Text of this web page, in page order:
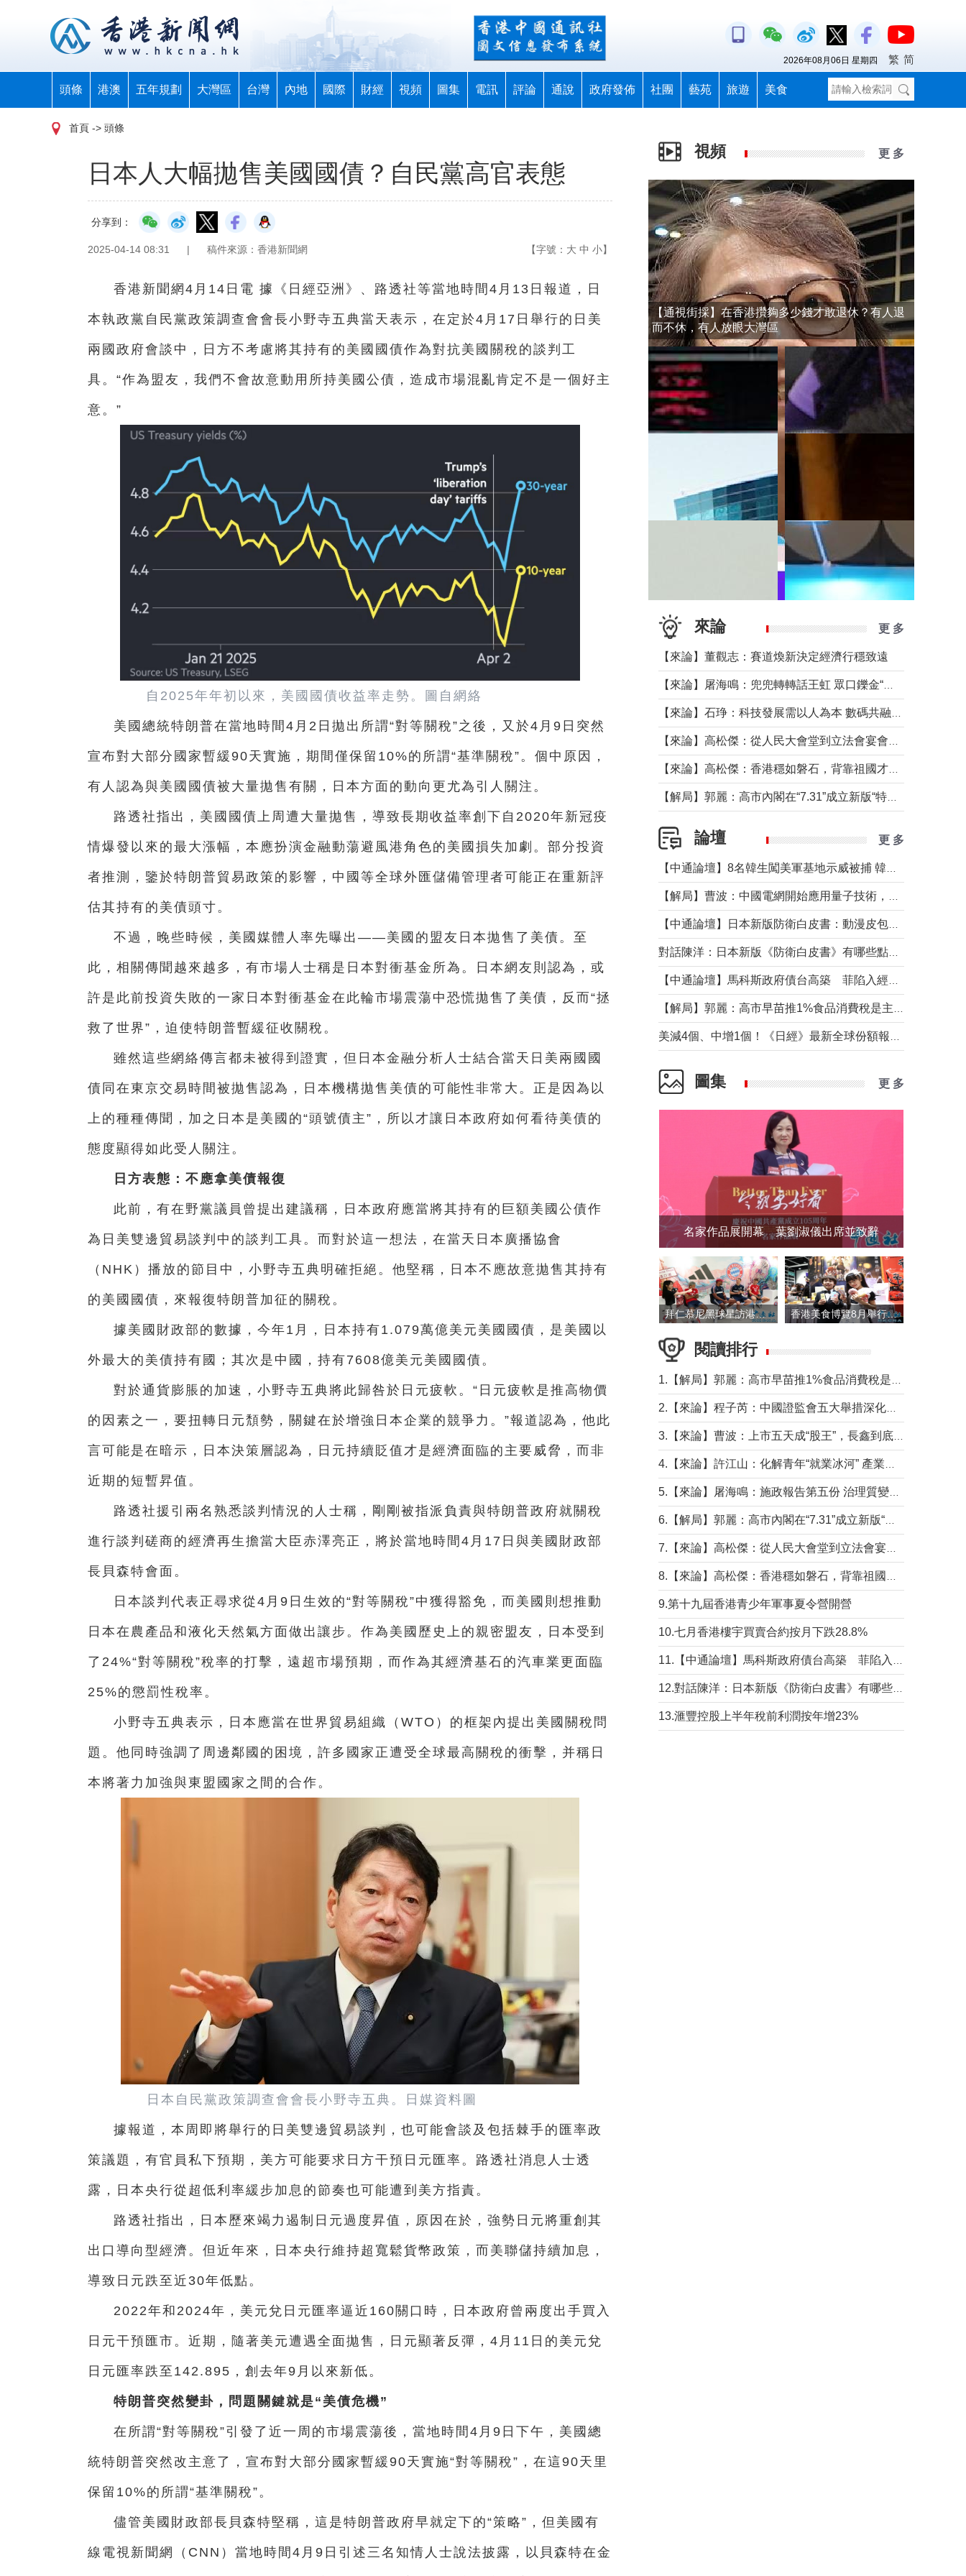
頭條 港澳 五年規劃 大灣區 台灣 內地 國際 財經 視頻 圖集 電訊 評論 通說 政府發佈 社團 藝苑 旅遊 美食
2026年08月06日 星期四 繁 简
首頁 -> 頭條
日本人大幅拋售美國國債？自民黨高官表態
分享到：
2025-04-14 08:31 | 稿件來源：香港新聞網 【字號： 大 中 小】
香港新聞網4月14日電 據《日經亞洲》、路透社等當地時間4月13日報道，日
本執政黨自民黨政策調查會會長小野寺五典當天表示，在定於4月17日舉行的日美
兩國政府會談中，日方不考慮將其持有的美國國債作為對抗美國關稅的談判工
具。“作為盟友，我們不會故意動用所持美國公債，造成市場混亂肯定不是一個好主
意。”
自2025年年初以來，美國國債收益率走勢。圖自網絡
美國總統特朗普在當地時間4月2日拋出所謂“對等關稅”之後，又於4月9日突然
宣布對大部分國家暫緩90天實施，期間僅保留10%的所謂“基準關稅”。個中原因，
有人認為與美國國債被大量拋售有關，日本方面的動向更尤為引人關注。
路透社指出，美國國債上周遭大量拋售，導致長期收益率創下自2020年新冠疫
情爆發以來的最大漲幅，本應扮演金融動蕩避風港角色的美國損失加劇。部分投資
者推測，鑒於特朗普貿易政策的影響，中國等全球外匯儲備管理者可能正在重新評
估其持有的美債頭寸。
不過，晚些時候，美國媒體人率先曝出——美國的盟友日本拋售了美債。至
此，相關傳聞越來越多，有市場人士稱是日本對衝基金所為。日本網友則認為，或
許是此前投資失敗的一家日本對衝基金在此輪市場震蕩中恐慌拋售了美債，反而“拯
救了世界”，迫使特朗普暫緩征收關稅。
雖然這些網絡傳言都未被得到證實，但日本金融分析人士結合當天日美兩國國
債同在東京交易時間被拋售認為，日本機構拋售美債的可能性非常大。正是因為以
上的種種傳聞，加之日本是美國的“頭號債主”，所以才讓日本政府如何看待美債的
態度顯得如此受人關注。
日方表態：不應拿美債報復
此前，有在野黨議員曾提出建議稱，日本政府應當將其持有的巨額美國公債作
為日美雙邊貿易談判中的談判工具。而對於這一想法，在當天日本廣播協會
（NHK）播放的節目中，小野寺五典明確拒絕。他堅稱，日本不應故意拋售其持有
的美國國債，來報復特朗普加征的關稅。
據美國財政部的數據，今年1月，日本持有1.079萬億美元美國國債，是美國以
外最大的美債持有國；其次是中國，持有7608億美元美國國債。
對於通貨膨脹的加速，小野寺五典將此歸咎於日元疲軟。“日元疲軟是推高物價
的因素之一，要扭轉日元頽勢，關鍵在於增強日本企業的競爭力。”報道認為，他此
言可能是在暗示，日本決策層認為，日元持續貶值才是經濟面臨的主要威脅，而非
近期的短暫昇值。
路透社援引兩名熟悉談判情況的人士稱，剛剛被指派負責與特朗普政府就關稅
進行談判磋商的經濟再生擔當大臣赤澤亮正，將於當地時間4月17日與美國財政部
長貝森特會面。
日本談判代表正尋求從4月9日生效的“對等關稅”中獲得豁免，而美國則想推動
日本在農產品和液化天然氣方面做出讓步。作為美國歷史上的親密盟友，日本受到
了24%“對等關稅”稅率的打擊，遠超市場預期，而作為其經濟基石的汽車業更面臨
25%的懲罰性稅率。
小野寺五典表示，日本應當在世界貿易組織（WTO）的框架內提出美國關稅問
題。他同時強調了周邊鄰國的困境，許多國家正遭受全球最高關稅的衝擊，并稱日
本將著力加強與東盟國家之間的合作。
日本自民黨政策調查會會長小野寺五典。日媒資料圖
據報道，本周即將舉行的日美雙邊貿易談判，也可能會談及包括棘手的匯率政
策議題，有官員私下預期，美方可能要求日方干預日元匯率。路透社消息人士透
露，日本央行從超低利率緩步加息的節奏也可能遭到美方指責。
路透社指出，日本歷來竭力遏制日元過度昇值，原因在於，強勢日元將重創其
出口導向型經濟。但近年來，日本央行維持超寬鬆貨幣政策，而美聯儲持續加息，
導致日元跌至近30年低點。
2022年和2024年，美元兌日元匯率逼近160關口時，日本政府曾兩度出手買入
日元干預匯市。近期，隨著美元遭遇全面拋售，日元顯著反彈，4月11日的美元兌
日元匯率跌至142.895，創去年9月以來新低。
特朗普突然變卦，問題關鍵就是“美債危機”
在所謂“對等關稅”引發了近一周的市場震蕩後，當地時間4月9日下午，美國總
統特朗普突然改主意了，宣布對大部分國家暫緩90天實施“對等關稅”，在這90天里
保留10%的所謂“基準關稅”。
儘管美國財政部長貝森特堅稱，這是特朗普政府早就定下的“策略”，但美國有
線電視新聞網（CNN）當地時間4月9日引述三名知情人士說法披露，以貝森特在金
視頻 更 多
【通視街採】在香港攢夠多少錢才敢退休？有人退
而不休，有人放眼大灣區
來論 更 多
【來論】董觀志：賽道煥新決定經濟行穩致遠
論壇 更 多
圖集 更 多
名家作品展開幕 葉劉淑儀出席並致辭
拜仁慕尼黑球星訪港 與球迷近距離互動 香港美食博覽8月舉行 五大展覽打造盛夏嘉年華
閱讀排行
9.第十九屆香港青少年軍事夏令營開營
10.七月香港樓宇買賣合約按月下跌28.8%
13.滙豐控股上半年稅前利潤按年增23%